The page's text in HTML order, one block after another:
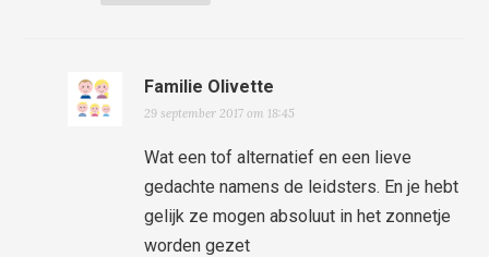
Familie Olivette
29 september 2017 om 18:45
Wat een tof alternatief en een lieve
gedachte namens de leidsters. En je hebt
gelijk ze mogen absoluut in het zonnetje
worden gezet